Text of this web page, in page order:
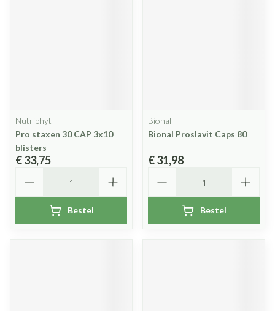
Nutriphyt
Pro staxen 30 CAP 3x10
blisters
€ 33,75
Bestel
Bional
Bional Proslavit Caps 80
€ 31,98
Bestel